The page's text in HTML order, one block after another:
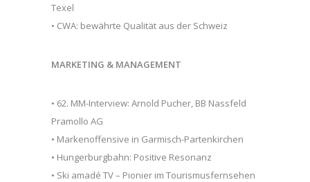
Texel
• CWA: bewährte Qualität aus der Schweiz
MARKETING & MANAGEMENT
• 62. MM-Interview: Arnold Pucher, BB Nassfeld
Pramollo AG
• Markenoffensive in Garmisch-Partenkirchen
• Hungerburgbahn: Positive Resonanz
• Ski amadé TV – Pionier im Tourismusfernsehen